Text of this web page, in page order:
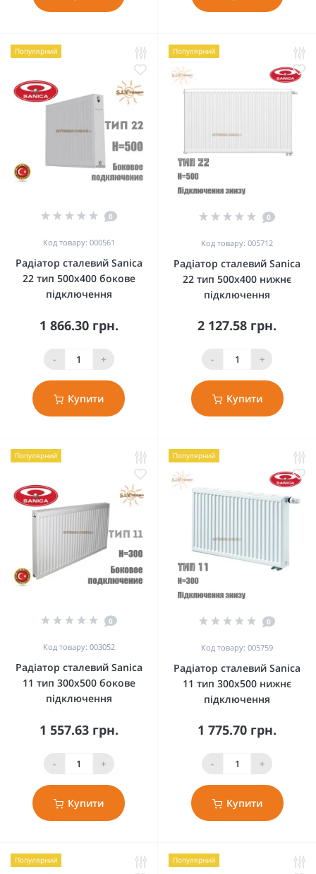
Популярний
0
Код товару: 000561
Радіатор сталевий Sanica
22 тип 500x400 бокове
підключення
1 866.30 грн.
- +
Купити
Популярний
0
Код товару: 005712
Радіатор сталевий Sanica
22 тип 500x400 нижнє
підключення
2 127.58 грн.
- +
Купити
Популярний
0
Код товару: 003052
Радіатор сталевий Sanica
11 тип 300x500 бокове
підключення
1 557.63 грн.
- +
Купити
Популярний
0
Код товару: 005759
Радіатор сталевий Sanica
11 тип 300x500 нижнє
підключення
1 775.70 грн.
- +
Купити
Популярний Популярний